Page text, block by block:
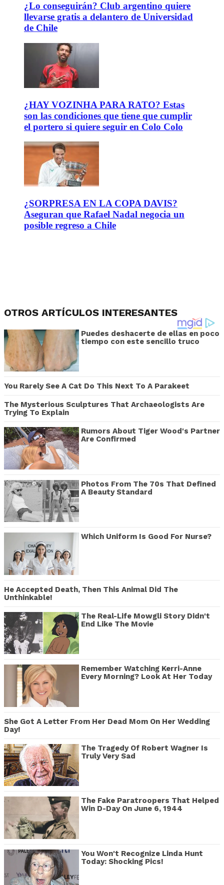
¿Lo conseguirán? Club argentino quiere
llevarse gratis a delantero de Universidad
de Chile
¿HAY VOZINHA PARA RATO? Estas
son las condiciones que tiene que cumplir
el portero si quiere seguir en Colo Colo
¿SORPRESA EN LA COPA DAVIS?
Aseguran que Rafael Nadal negocia un
posible regreso a Chile
OTROS ARTÍCULOS INTERESANTES
Puedes deshacerte de ellas en poco
tiempo con este sencillo truco
You Rarely See A Cat Do This Next To A Parakeet
The Mysterious Sculptures That Archaeologists Are
Trying To Explain
Rumors About Tiger Wood's Partner
Are Confirmed
Photos From The 70s That Defined
A Beauty Standard
Which Uniform Is Good For Nurse?
He Accepted Death, Then This Animal Did The
Unthinkable!
The Real-Life Mowgli Story Didn't
End Like The Movie
Remember Watching Kerri-Anne
Every Morning? Look At Her Today
She Got A Letter From Her Dead Mom On Her Wedding
Day!
The Tragedy Of Robert Wagner Is
Truly Very Sad
The Fake Paratroopers That Helped
Win D-Day On June 6, 1944
You Won't Recognize Linda Hunt
Today: Shocking Pics!